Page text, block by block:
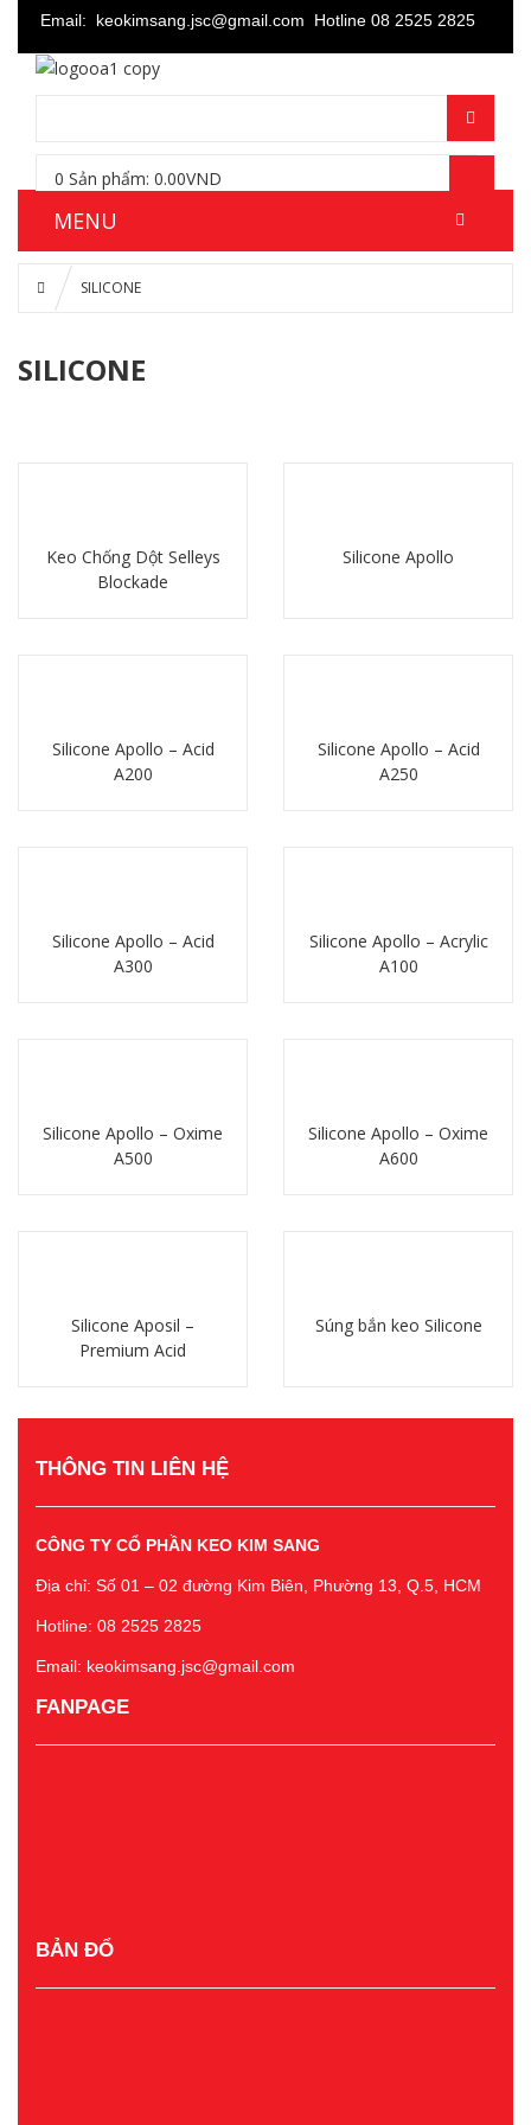
Email: keokimsang.jsc@gmail.com Hotline 08 2525 2825
0 Sản phẩm: 0.00VND
MENU
SILICONE
SILICONE
Keo Chống Dột Selleys
Blockade
Silicone Apollo
Silicone Apollo – Acid
A200
Silicone Apollo – Acid
A250
Silicone Apollo – Acid
A300
Silicone Apollo – Acrylic
A100
Silicone Apollo – Oxime
A500
Silicone Apollo – Oxime
A600
Silicone Aposil –
Premium Acid
Súng bắn keo Silicone
THÔNG TIN LIÊN HỆ
CÔNG TY CỔ PHẦN KEO KIM SANG
Địa chỉ: Số 01 – 02 đường Kim Biên, Phường 13, Q.5, HCM
Hotline: 08 2525 2825
Email: keokimsang.jsc@gmail.com
FANPAGE
BẢN ĐỔ